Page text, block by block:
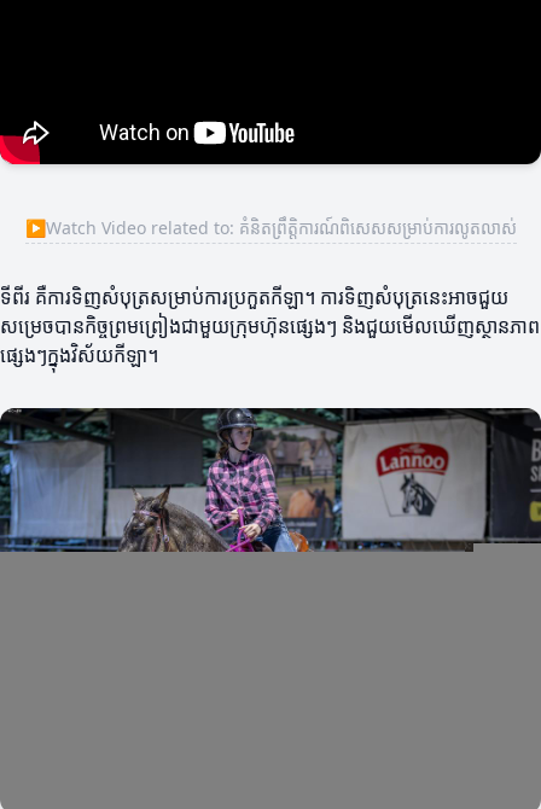
▶Watch Video related to: គំនិតព្រឹត្តិការណ៍ពិសេសសម្រាប់ការលូតលាស់
ទីពីរ គឺការទិញសំបុត្រសម្រាប់ការប្រកួតកីឡា។ ការទិញសំបុត្រនេះអាចជួយ
សម្រេចបានកិច្ចព្រមព្រៀងជាមួយក្រុមហ៊ុនផ្សេងៗ និងជួយមើលឃើញស្ថានភាព
ផ្សេងៗក្នុងវិស័យកីឡា។